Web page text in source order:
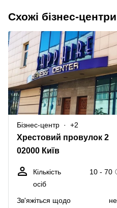
Схожі бізнес-центри
Бізнес-центр +2
Хрестовий провулок 2
02000 Київ
Кількість
осіб
10 - 70
Зв'яжіться щодо